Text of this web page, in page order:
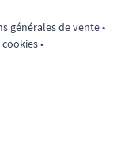
générales de vente•
•